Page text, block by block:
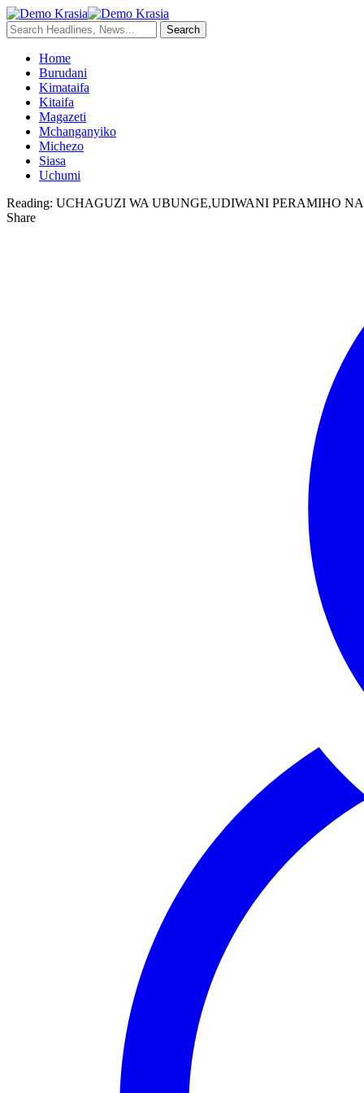
Home
Burudani
Kimataifa
Kitaifa
Magazeti
Mchanganyiko
Michezo
Siasa
Uchumi
Reading: UCHAGUZI WA UBUNGE,UDIWANI PERAMIHO
Share